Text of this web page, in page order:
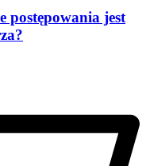
postępowania jest